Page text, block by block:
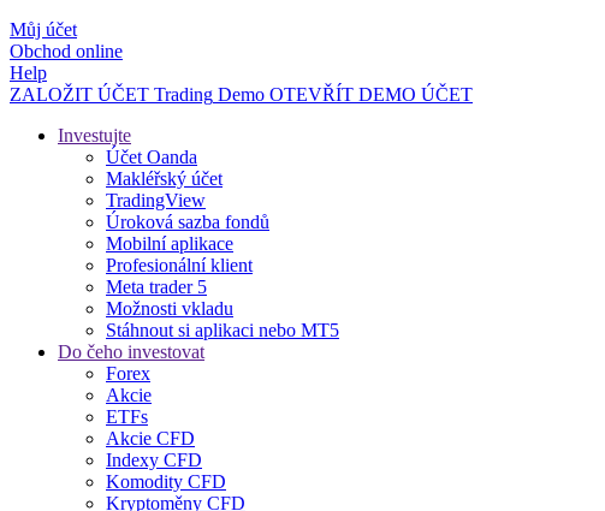
Můj účet
Obchod online
Help
ZALOŽIT ÚČET Trading Demo OTEVŘÍT DEMO ÚČET
Investujte
Účet Oanda
Makléřský účet
TradingView
Úroková sazba fondů
Mobilní aplikace
Profesionální klient
Meta trader 5
Možnosti vkladu
Stáhnout si aplikaci nebo MT5
Do čeho investovat
Forex
Akcie
ETFs
Akcie CFD
Indexy CFD
Komodity CFD
Kryptoměny CFD